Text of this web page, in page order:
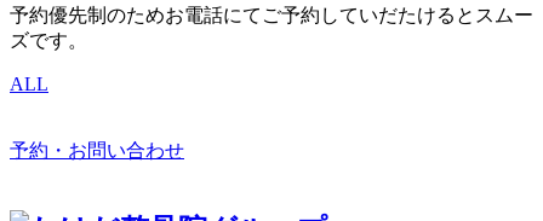
予約優先制のためお電話にてご予約していだたけるとスムー
ズです。
ALL
予約・お問い合わせ